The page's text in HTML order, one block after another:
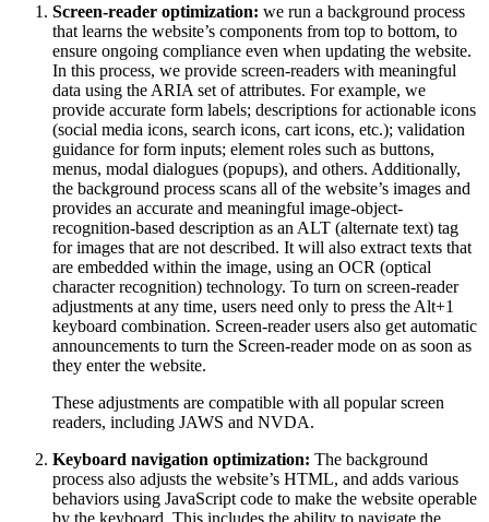
Screen-reader optimization: we run a background process
that learns the website’s components from top to bottom, to
ensure ongoing compliance even when updating the website.
In this process, we provide screen-readers with meaningful
data using the ARIA set of attributes. For example, we
provide accurate form labels; descriptions for actionable icons
(social media icons, search icons, cart icons, etc.); validation
guidance for form inputs; element roles such as buttons,
menus, modal dialogues (popups), and others. Additionally,
the background process scans all of the website’s images and
provides an accurate and meaningful image-object-
recognition-based description as an ALT (alternate text) tag
for images that are not described. It will also extract texts that
are embedded within the image, using an OCR (optical
character recognition) technology. To turn on screen-reader
adjustments at any time, users need only to press the Alt+1
keyboard combination. Screen-reader users also get automatic
announcements to turn the Screen-reader mode on as soon as
they enter the website.
These adjustments are compatible with all popular screen
readers, including JAWS and NVDA.
Keyboard navigation optimization: The background
process also adjusts the website’s HTML, and adds various
behaviors using JavaScript code to make the website operable
by the keyboard. This includes the ability to navigate the